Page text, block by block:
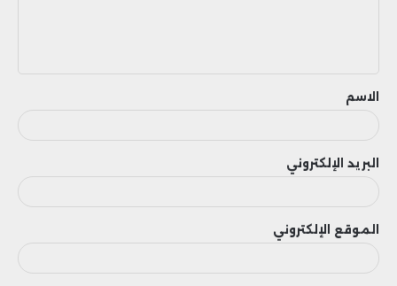
ق
الاسم
البريد الإلكتروني
الموقع الإلكتروني